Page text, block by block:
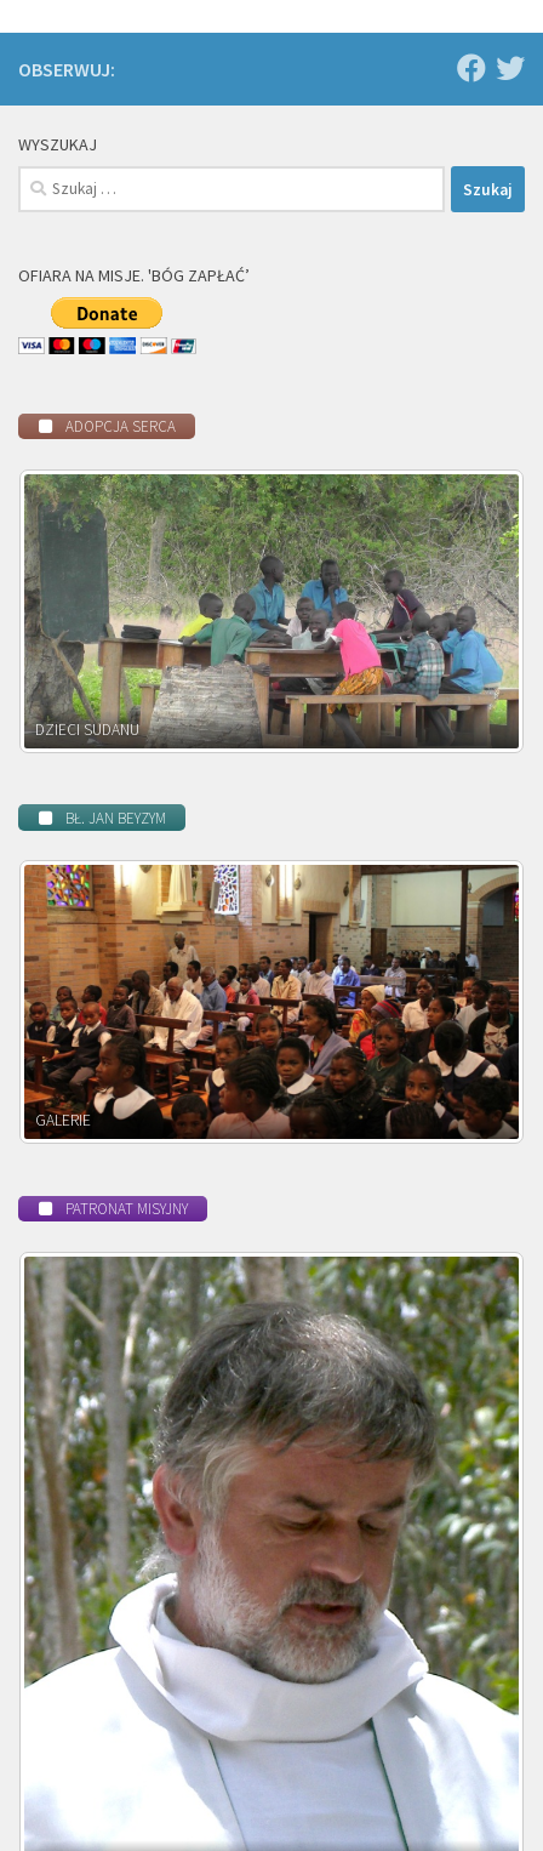
OBSERWUJ:
WYSZUKAJ
Szukaj:
OFIARA NA MISJE. 'BÓG ZAPŁAĆ’
ADOPCJA SERCA
DZIECI ZAMBII
BŁ. JAN BEYZYM
POWOŁANIE MISYJNE
PATRONAT MISYJNY